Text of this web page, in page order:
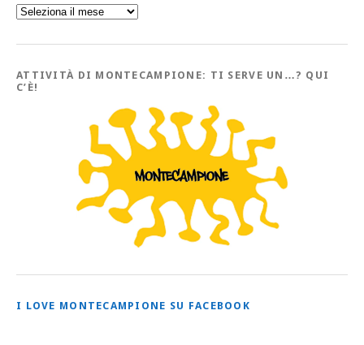
Sfoglia
l’Archivio
tutti
Articoli
ATTIVITÀ DI MONTECAMPIONE: TI SERVE UN…? QUI
C’È!
I LOVE MONTECAMPIONE SU FACEBOOK